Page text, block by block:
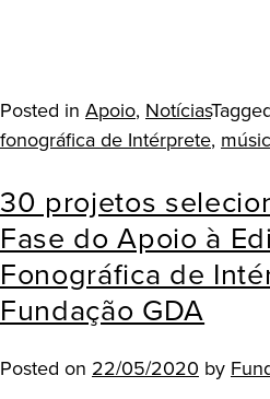
Posted in Apoio, Notícias
fonográfica de Intérprete,
30 projetos
Fase do Apoio à
Fonográfica de
Fundação GDA
Posted on 22/05/2020 by